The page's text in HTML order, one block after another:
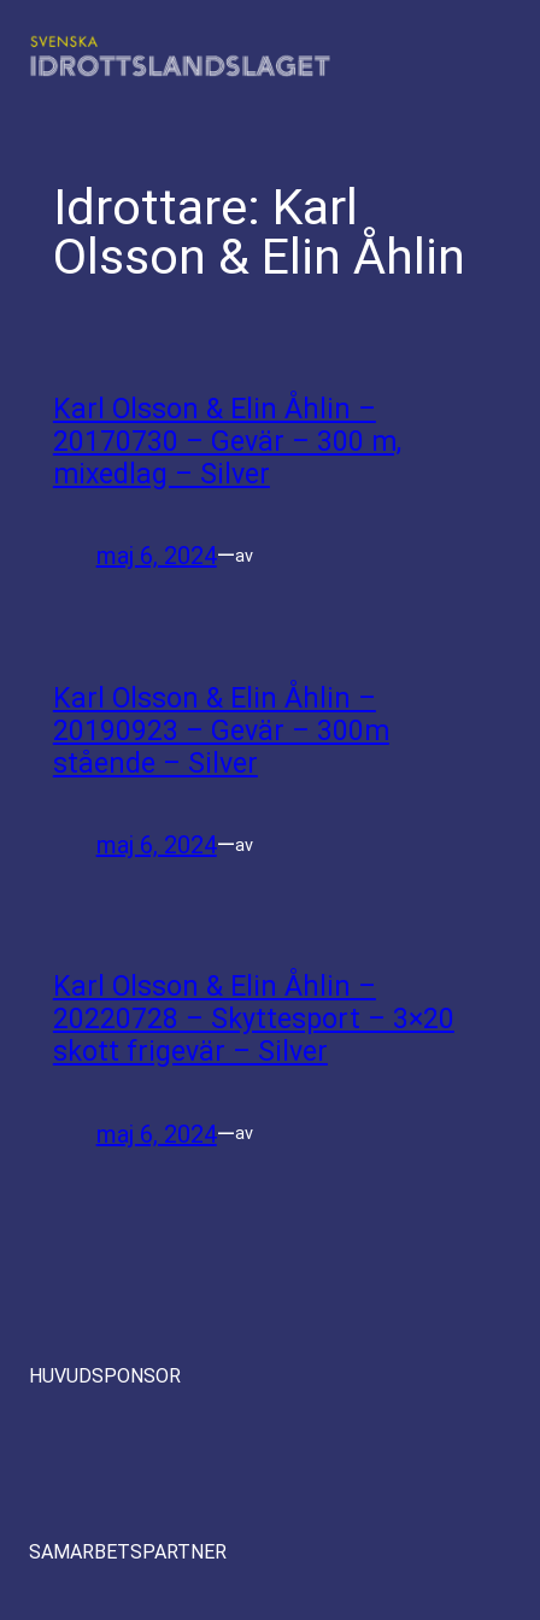
till
Idrottare: Karl
Olsson & Elin Åhlin
Karl Olsson & Elin Åhlin –
20170730 – Gevär – 300 m,
mixedlag – Silver
maj 6, 2024—av
Karl Olsson & Elin Åhlin –
20190923 – Gevär – 300m
stående – Silver
maj 6, 2024—av
Karl Olsson & Elin Åhlin –
20220728 – Skyttesport – 3×20
skott frigevär – Silver
maj 6, 2024—av
HUVUDSPONSOR
SAMARBETSPARTNER